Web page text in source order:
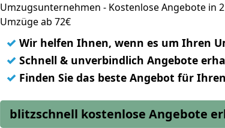
Umzugsunternehmen - Kostenlose Angebote in
Umzüge ab 72€
✓ Wir helfen Ihnen, wenn es um Ihren
✓ Schnell & unverbindlich Angebote
✓ Finden Sie das beste Angebot für
blitzschnell kostenlose Angebote